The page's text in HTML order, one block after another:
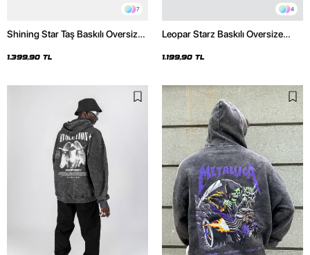
7
Shining Star Taş Baskılı Oversize
Hoodie
1.399,90 TL
4
Leopar Starz Baskılı Oversize
1.199,90 TL